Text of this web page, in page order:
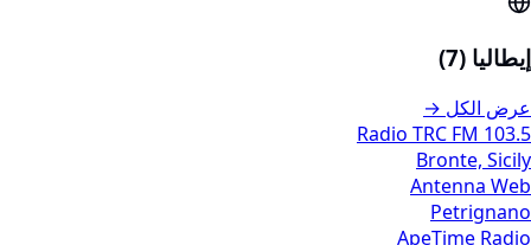
إيطاليا (7)
عرض الكل →
103.5 Radio TRC FM
Bronte, Sicily
Antenna Web
Petrignano
ApeTime Radio